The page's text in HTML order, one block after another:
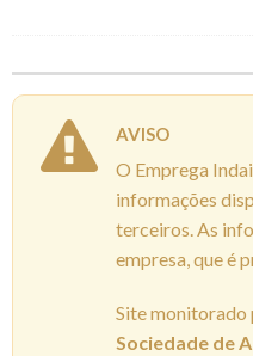
AVISO
O Emprega
informações
terceiros. As
empresa, que é
Site monitorado
Sociedade de